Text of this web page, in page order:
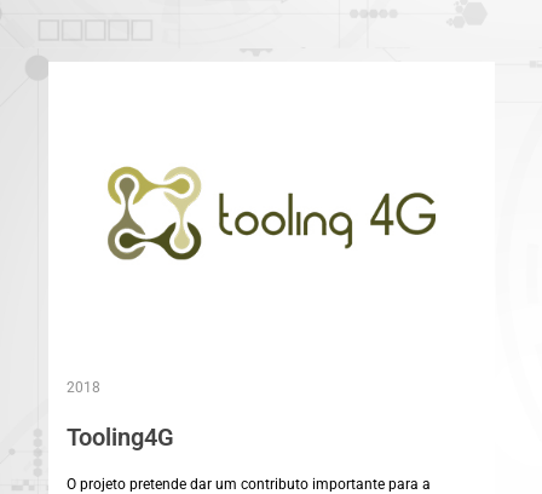
2018
Tooling4G
O projeto pretende dar um contributo importante para a